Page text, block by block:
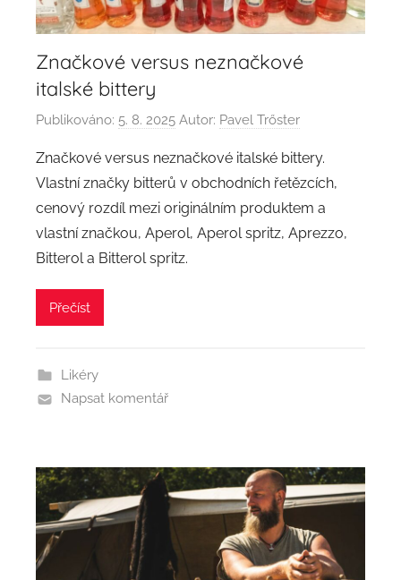
Značkové versus neznačkové
italské bittery
Publikováno: 5. 8. 2025 Autor: Pavel Trőster
Značkové versus neznačkové italské bittery.
Vlastní značky bitterů v obchodních řetězcích,
cenový rozdíl mezi originálním produktem a
vlastní značkou, Aperol, Aperol spritz, Aprezzo,
Bitterol a Bitterol spritz.
Přečíst
Likéry
Napsat komentář